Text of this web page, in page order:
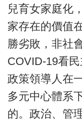
兒育女家庭化
家存在的價值
勝劣敗，非社
COVID-19看
政策領導人在
多元中心體系
的。政治、管